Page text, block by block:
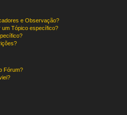
e Observação?
Tópico específico?
Fórum?